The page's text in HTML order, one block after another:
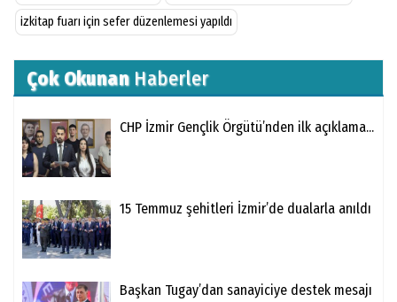
izkitap fuarı için sefer düzenlemesi yapıldı
Çok OkunanHaberler
CHP İzmir Gençlik Örgütü’nden ilk açıklama...
15 Temmuz şehitleri İzmir’de dualarla anıldı
Başkan Tugay’dan sanayiciye destek mesajı